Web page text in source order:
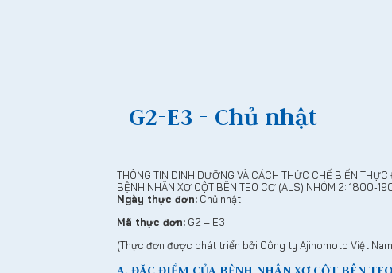
G2-E3 - Chủ nhật
THÔNG TIN DINH DƯỠNG VÀ CÁCH THỨC CHẾ BIẾN
BỆNH NHÂN XƠ CỘT BÊN TEO CƠ (ALS) NHÓM 2: 1800-
Ngày thực đơn: Chủ nhật
Mã thực đơn: G2 – E3
(Thực đơn được phát triển bởi Công ty Ajinomoto Việt